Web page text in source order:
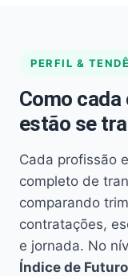
PERFIL &
Como
estão se
Cada profissão
completo de
comparando
contratações,
e jornada. No
Índice de